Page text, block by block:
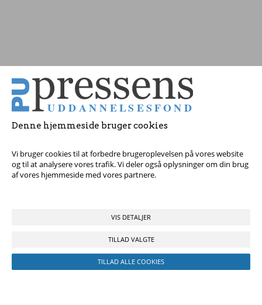
Denne hjemmeside bruger cookies
Vi bruger cookies til at forbedre brugeroplevelsen på vores website
og til at analysere vores trafik. Vi deler også oplysninger om din brug
af vores hjemmeside med vores partnere.
VIS DETALJER
TILLAD VALGTE
TILLAD ALLE COOKIES
Tag fat i os med dine spørgsmål!
© 2017 Pressens Uddannelsesfond, Rådhuspladsen 16, 4. sal, 1550